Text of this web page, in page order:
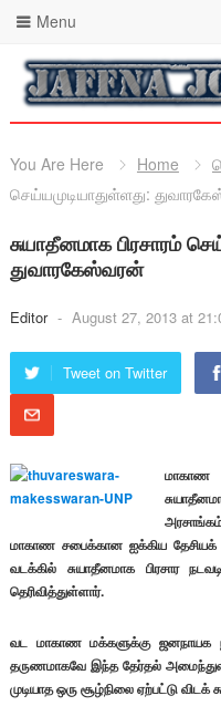
Menu
You Are Here Home
செய்யமுடியாதுள்ளது:
சுயாதீனமாக பிரசாரம்
துவாரகேஸ்வரன்
Editor - August 27, 2013 at
Tweet on Twitter
மாகாண சபைக்கான ஐக்கிய தேசியக்
வடக்கில் சுயாதீனமாக பிரசார
தெரிவித்துள்ளார்.
வட மாகாண மக்களுக்கு ஜனநாயக
தருணமாகவே இந்த தேர்தல்
முடியாத ஒரு சூழ்நிலை ஏற்பட்டு